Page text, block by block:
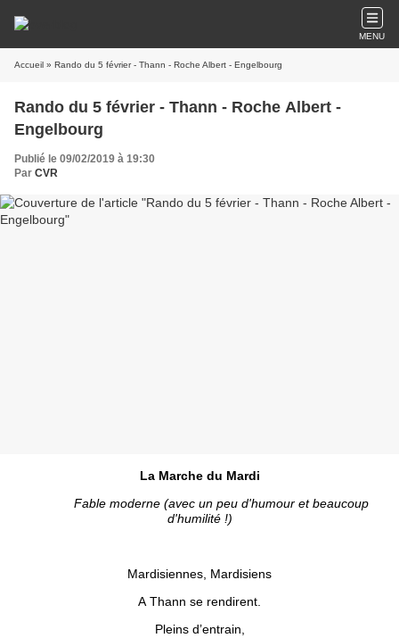
MENU
Accueil » Rando du 5 février - Thann - Roche Albert - Engelbourg
Rando du 5 février - Thann - Roche Albert -
Engelbourg
Publié le 09/02/2019 à 19:30
Par CVR
La Marche du Mardi
Fable moderne (avec un peu d'humour et beaucoup
d'humilité !)
Mardisiennes, Mardisiens
A Thann se rendirent.
Pleins d’entrain,